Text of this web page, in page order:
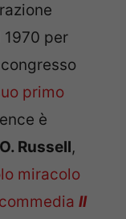
1970 per
primo
è
Russell,
miracolo
Il